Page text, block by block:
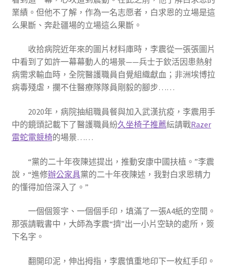
業績。但他不了解，作為一名志愿者，白求恩的立場是這
么果斷、奔赴疆場的立場這么果斷。
收拾病院近年來的圖片材料庫時，李震從一張張圖片
中看到了如許一幕幕動人的場景——兵士于欽活因患熱射
病需求輸血時，全院醫護職員自覺組織獻血；非洲埃博拉
病毒殘虐，攔不住醫療隊隊員剛毅的腳步……
2020年，病院抽組職員餐與加入武漢抗疫，李震用手
中的鏡頭記載下了醫護職員紛久坐椅子推薦紜請戰Razer
雷蛇電競椅的場景……
“黨的二十年夜陳述提出，推動安康中國扶植。”李震
說，“進修辦公家具黨的二十年夜陳述，我對白求恩精力
的懂得加倍深入了。”
一個個簽字、一個個手印，填滿了一張A4紙的空間。
那張請戰書中，大師為李震“擠”出一小片空缺的處所，簽
下名字。
翻開印泥，伸出拇指，李震慎重地印下一枚紅手印。